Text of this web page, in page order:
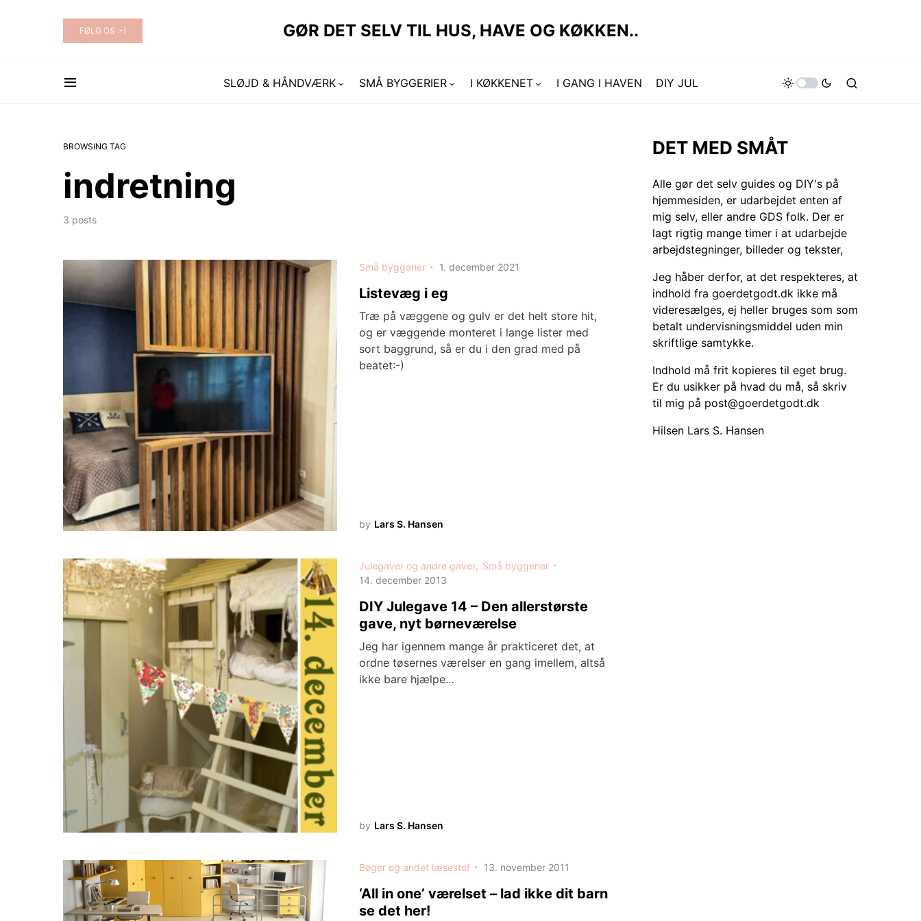
OG KØKKEN..
FØLG OS :-) GØR DET SELV TIL HUS, HAVE OG KØKKEN..
SLØJD & HÅNDVÆRK SMÅ BYGGERIER I KØKKENET I GANG I HAVEN DIY JUL
BROWSING TAG
indretning
3 posts
Små byggerier 1. december 2021
Listevæg i eg
Træ på væggene og gulv er det helt store hit,
og er væggende monteret i lange lister med
sort baggrund, så er du i den grad med på
beatet:-)
by Lars S. Hansen
Julegaver og andre gaver
Små byggerier
14. december 2013
DIY Julegave 14 – Den allerstørste
gave, nyt børneværelse
Jeg har igennem mange år prakticeret det, at
ordne tøsernes værelser en gang imellem, altså
ikke bare hjælpe…
by Lars S. Hansen
Bøger og andet læsestof 13. november 2011
‘All in one’ værelset – lad ikke dit barn
se det her!
DET MED SMÅT
Alle gør det selv guides og DIY's på
hjemmesiden, er udarbejdet enten af
mig selv, eller andre GDS folk. Der er
lagt rigtig mange timer i at udarbejde
arbejdstegninger, billeder og tekster,
Jeg håber derfor, at det respekteres, at
indhold fra goerdetgodt.dk ikke må
videresælges, ej heller bruges som som
betalt undervisningsmiddel uden min
skriftlige samtykke.
Indhold må frit kopieres til eget brug.
Er du usikker på hvad du må, så skriv
til mig på post@goerdetgodt.dk
Hilsen Lars S. Hansen